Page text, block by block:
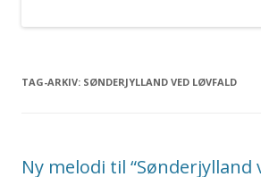
TAG-ARKIV: SØNDERJYLLAND VED LØVFALD
Ny melodi til “Sønderjylland